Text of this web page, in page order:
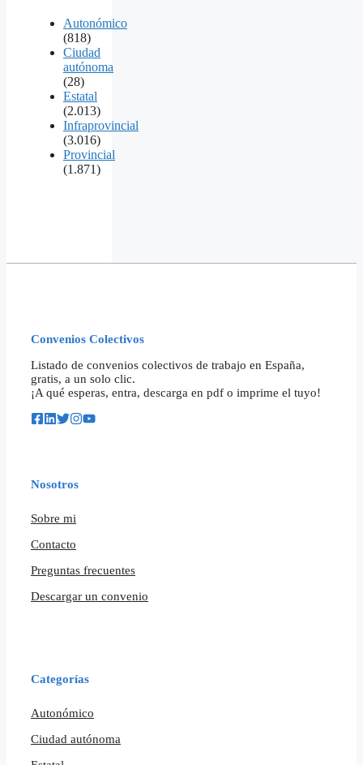
Autonómico
(818)
Ciudad
autónoma
(28)
Estatal
(2.013)
Infraprovincial
(3.016)
Provincial
(1.871)
Convenios Colectivos
Listado de convenios colectivos de trabajo en España,
gratis, a un solo clic.
¡A qué esperas, entra, descarga en pdf o imprime el tuyo!
Nosotros
Sobre mi
Contacto
Preguntas frecuentes
Descargar un convenio
Categorías
Autonómico
Ciudad autónoma